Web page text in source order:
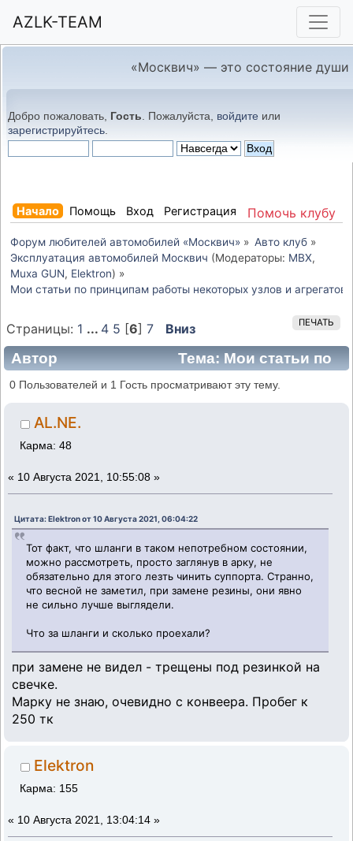
AZLK-TEAM
«Москвич» — это состояние души
Добро пожаловать, Гость . Пожалуйста, войдите или
зарегистрируйтесь
Помочь клубу
Начало Помощь Вход Регистрация
Форум любителей автомобилей «Москвич» » Авто клуб»
Эксплуатация автомобилей Москвич (Модераторы: MBX,
Muxa GUN, Elektron) »
Мои статьи по принципам работы некоторых узлов и агрегатов
ПЕЧАТЬ
Страницы: 1 ... 4 5 [6] 7 Вниз
Автор
Тема: Мои статьи по
принципам работы некоторых узлов и
агрегатов (Прочитано 42671 раз)
0 Пользователей и 1 Гость просматривают эту тему.
AL.NE.
Карма: 48
« 10 Августа 2021, 10:55:08 »
Цитата: Elektron от 10 Августа 2021, 06:04:22
Тот факт, что шланги в таком непотребном состоянии,
можно рассмотреть, просто заглянув в арку, не
обязательно для этого лезть чинить суппорта. Странно,
что весной не заметил, при замене резины, они явно
не сильно лучше выглядели.
Что за шланги и сколько проехали?
при замене не видел - трещены под резинкой на
свечке.
Марку не знаю, очевидно с конвеера. Пробег к
250 тк
Elektron
Карма: 155
« 10 Августа 2021, 13:04:14 »